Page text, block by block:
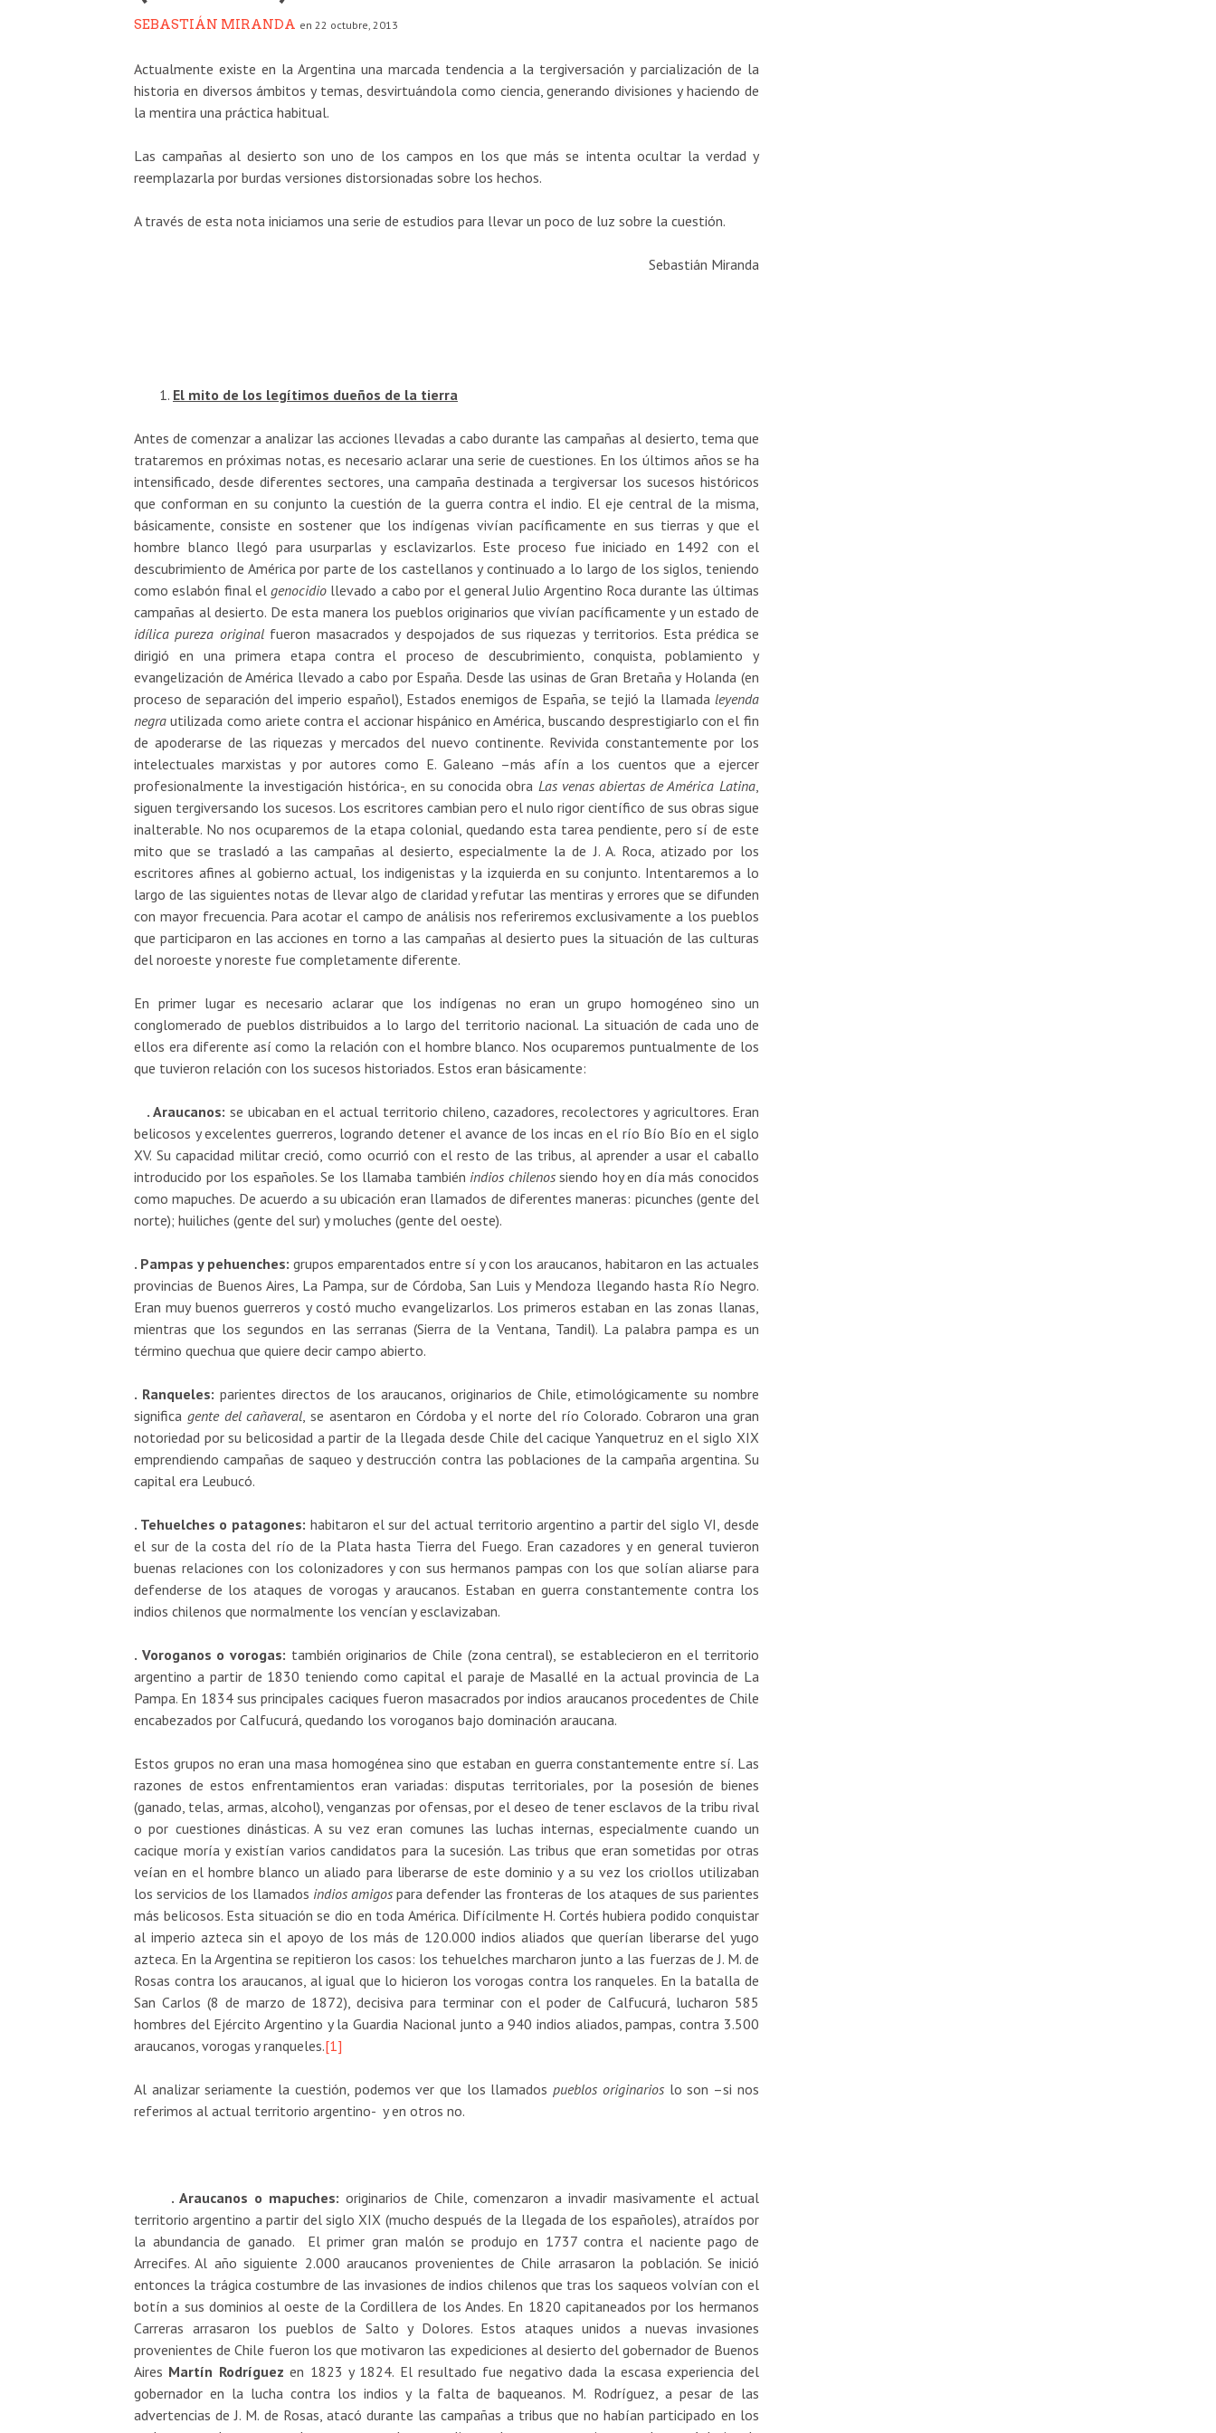
SEBASTIÁN MIRANDA en 22 octubre, 2013
Actualmente existe en la Argentina una marcada tendencia a la tergiversación y parcialización de la
historia en diversos ámbitos y temas, desvirtuándola como ciencia, generando divisiones y haciendo de
la mentira una práctica habitual.
Las campañas al desierto son uno de los campos en los que más se intenta ocultar la verdad y
reemplazarla por burdas versiones distorsionadas sobre los hechos.
A través de esta nota iniciamos una serie de estudios para llevar un poco de luz sobre la cuestión.
Sebastián Miranda
El mito de los legítimos dueños de la tierra
Antes de comenzar a analizar las acciones llevadas a cabo durante las campañas al desierto, tema que
trataremos en próximas notas, es necesario aclarar una serie de cuestiones. En los últimos años se ha
intensificado, desde diferentes sectores, una campaña destinada a tergiversar los sucesos históricos
que conforman en su conjunto la cuestión de la guerra contra el indio. El eje central de la misma,
básicamente, consiste en sostener que los indígenas vivían pacíficamente en sus tierras y que el
hombre blanco llegó para usurparlas y esclavizarlos. Este proceso fue iniciado en 1492 con el
descubrimiento de América por parte de los castellanos y continuado a lo largo de los siglos, teniendo
como eslabón final elgenocidio llevado a cabo por el general Julio Argentino Roca durante las últimas
campañas al desierto. De esta manera los pueblos originarios que vivían pacíficamente y un estado de
idílica pureza originalfueron masacrados y despojados de sus riquezas y territorios. Esta prédica se
dirigió en una primera etapa contra el proceso de descubrimiento, conquista, poblamiento y
evangelización de América llevado a cabo por España. Desde las usinas de Gran Bretaña y Holanda (en
proceso de separación del imperio español), Estados enemigos de España, se tejió la llamada leyenda
negra utilizada como ariete contra el accionar hispánico en América, buscando desprestigiarlo con el fin
de apoderarse de las riquezas y mercados del nuevo continente. Revivida constantemente por los
intelectuales marxistas y por autores como E. Galeano –más afín a los cuentos que a ejercer
profesionalmente la investigación histórica-, en su conocida obra Las venas abiertas de América Latina,
siguen tergiversando los sucesos. Los escritores cambian pero el nulo rigor científico de sus obras sigue
inalterable. No nos ocuparemos de la etapa colonial, quedando esta tarea pendiente, pero sí de este
mito que se trasladó a las campañas al desierto, especialmente la de J. A. Roca, atizado por los
escritores afines al gobierno actual, los indigenistas y la izquierda en su conjunto. Intentaremos a lo
largo de las siguientes notas de llevar algo de claridad y refutar las mentiras y errores que se difunden
con mayor frecuencia. Para acotar el campo de análisis nos referiremos exclusivamente a los pueblos
que participaron en las acciones en torno a las campañas al desierto pues la situación de las culturas
del noroeste y noreste fue completamente diferente.
En primer lugar es necesario aclarar que los indígenas no eran un grupo homogéneo sino un
conglomerado de pueblos distribuidos a lo largo del territorio nacional. La situación de cada uno de
ellos era diferente así como la relación con el hombre blanco. Nos ocuparemos puntualmente de los
que tuvieron relación con los sucesos historiados. Estos eran básicamente:
. Araucanos: se ubicaban en el actual territorio chileno, cazadores, recolectores y agricultores. Eran
belicosos y excelentes guerreros, logrando detener el avance de los incas en el río Bío Bío en el siglo
XV. Su capacidad militar creció, como ocurrió con el resto de las tribus, al aprender a usar el caballo
introducido por los españoles. Se los llamaba también indios chilenossiendo hoy en día más conocidos
como mapuches. De acuerdo a su ubicación eran llamados de diferentes maneras: picunches (gente del
norte); huiliches (gente del sur) y moluches (gente del oeste).
. Pampas y pehuenches: grupos emparentados entre sí y con los araucanos, habitaron en las actuales
provincias de Buenos Aires, La Pampa, sur de Córdoba, San Luis y Mendoza llegando hasta Río Negro.
Eran muy buenos guerreros y costó mucho evangelizarlos. Los primeros estaban en las zonas llanas,
mientras que los segundos en las serranas (Sierra de la Ventana, Tandil). La palabra pampa es un
término quechua que quiere decir campo abierto.
. Ranqueles:parientes directos de los araucanos, originarios de Chile, etimológicamente su nombre
significa gente del cañaveral, se asentaron en Córdoba y el norte del río Colorado. Cobraron una gran
notoriedad por su belicosidad a partir de la llegada desde Chile del cacique Yanquetruz en el siglo XIX
emprendiendo campañas de saqueo y destrucción contra las poblaciones de la campaña argentina. Su
capital era Leubucó.
. Tehuelches o patagones: habitaron el sur del actual territorio argentino a partir del siglo VI, desde
el sur de la costa del río de la Plata hasta Tierra del Fuego. Eran cazadores y en general tuvieron
buenas relaciones con los colonizadores y con sus hermanos pampas con los que solían aliarse para
defenderse de los ataques de vorogas y araucanos. Estaban en guerra constantemente contra los
indios chilenos que normalmente los vencían y esclavizaban.
. Voroganos o vorogas: también originarios de Chile (zona central), se establecieron en el territorio
argentino a partir de 1830 teniendo como capital el paraje de Masallé en la actual provincia de La
Pampa. En 1834 sus principales caciques fueron masacrados por indios araucanos procedentes de Chile
encabezados por Calfucurá, quedando los voroganos bajo dominación araucana.
Estos grupos no eran una masa homogénea sino que estaban en guerra constantemente entre sí. Las
razones de estos enfrentamientos eran variadas: disputas territoriales, por la posesión de bienes
(ganado, telas, armas, alcohol), venganzas por ofensas, por el deseo de tener esclavos de la tribu rival
o por cuestiones dinásticas. A su vez eran comunes las luchas internas, especialmente cuando un
cacique moría y existían varios candidatos para la sucesión. Las tribus que eran sometidas por otras
veían en el hombre blanco un aliado para liberarse de este dominio y a su vez los criollos utilizaban
los servicios de los llamados indios amigos para defender las fronteras de los ataques de sus parientes
más belicosos. Esta situación se dio en toda América. Difícilmente H. Cortés hubiera podido conquistar
al imperio azteca sin el apoyo de los más de 120.000 indios aliados que querían liberarse del yugo
azteca. En la Argentina se repitieron los casos: los tehuelches marcharon junto a las fuerzas de J. M. de
Rosas contra los araucanos, al igual que lo hicieron los vorogas contra los ranqueles. En la batalla de
San Carlos (8 de marzo de 1872), decisiva para terminar con el poder de Calfucurá, lucharon 585
hombres del Ejército Argentino y la Guardia Nacional junto a 940 indios aliados, pampas, contra 3.500
araucanos, vorogas y ranqueles.[1]
Al analizar seriamente la cuestión, podemos ver que los llamadospueblos originarioslo son –si nos
referimos al actual territorio argentino- y en otros no.
. Araucanos o mapuches: originarios de Chile, comenzaron a invadir masivamente el actual
territorio argentino a partir del siglo XIX (mucho después de la llegada de los españoles), atraídos por
la abundancia de ganado. El primer gran malón se produjo en 1737 contra el naciente pago de
Arrecifes. Al año siguiente 2.000 araucanos provenientes de Chile arrasaron la población. Se inició
entonces la trágica costumbre de las invasiones de indios chilenos que tras los saqueos volvían con el
botín a sus dominios al oeste de la Cordillera de los Andes. En 1820 capitaneados por los hermanos
Carreras arrasaron los pueblos de Salto y Dolores. Estos ataques unidos a nuevas invasiones
provenientes de Chile fueron los que motivaron las expediciones al desierto del gobernador de Buenos
Aires Martín Rodríguez en 1823 y 1824. El resultado fue negativo dada la escasa experiencia del
gobernador en la lucha contra los indios y la falta de baqueanos. M. Rodríguez, a pesar de las
advertencias de J. M. de Rosas, atacó durante las campañas a tribus que no habían participado en los